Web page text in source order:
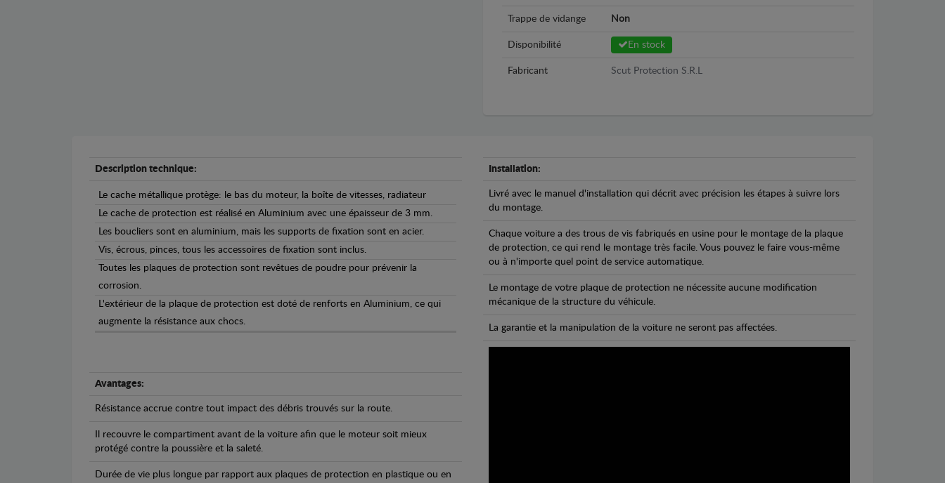
Trappe de vidange Non
Disponibilité En stock
Fabricant Scut Protection S.R.L
Description technique:
Le cache métallique protège: le bas du moteur, la boîte de vitesses, radiateur
Le cache de protection est réalisé en Aluminium avec une épaisseur de 3 mm.
Les boucliers sont en aluminium, mais les supports de fixation sont en acier.
Vis, écrous, pinces, tous les accessoires de fixation sont inclus.
Toutes les plaques de protection sont revêtues de poudre pour prévenir la
corrosion.
L'extérieur de la plaque de protection est doté de renforts en Aluminium, ce qui
augmente la résistance aux chocs.
Avantages:
Résistance accrue contre tout impact des débris trouvés sur la route.
Il recouvre le compartiment avant de la voiture afin que le moteur soit mieux
protégé contre la poussière et la saleté.
Durée de vie plus longue par rapport aux plaques de protection en plastique ou en
Installation:
Livré avec le manuel d'installation qui décrit avec précision les étapes à suivre lors
du montage.
Chaque voiture a des trous de vis fabriqués en usine pour le montage de la plaque
de protection, ce qui rend le montage très facile. Vous pouvez le faire vous-même
ou à n'importe quel point de service automatique.
Le montage de votre plaque de protection ne nécessite aucune modification
mécanique de la structure du véhicule.
La garantie et la manipulation de la voiture ne seront pas affectées.